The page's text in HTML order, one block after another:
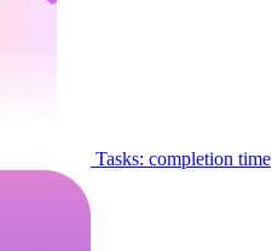
Tasks: completion time